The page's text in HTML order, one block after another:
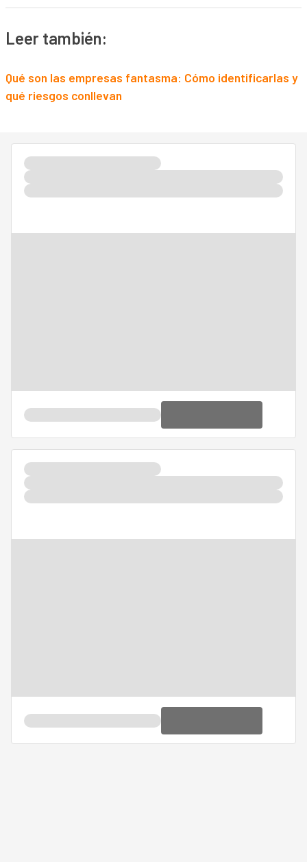
Leer también:
Qué son las empresas fantasma: Cómo identificarlas y
qué riesgos conllevan